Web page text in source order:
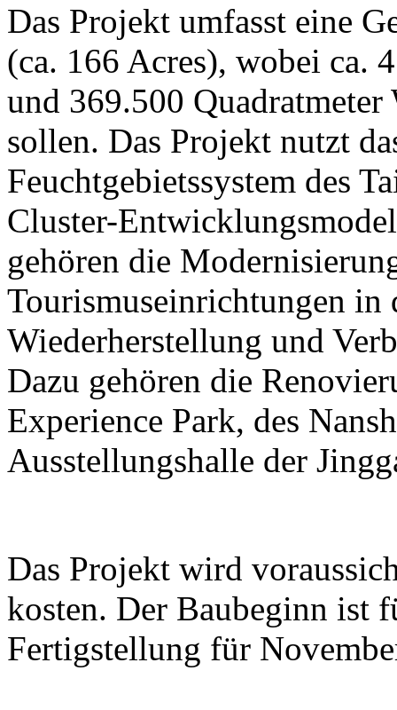
Das Projekt umfasst eine
(ca. 166 Acres), wobei ca.
und 369.500 Quadratmeter
sollen. Das Projekt nutzt
Feuchtgebietssystem des
Cluster-
gehören die
Tourismuseinrichtungen
Wiederherstellung und
Dazu gehören die
Experience Park, des
Ausstellungshalle der
Das Projekt wird
kosten. Der Baubeginn ist
Fertigstellung für